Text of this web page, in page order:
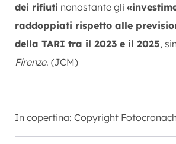
dei rifiuti nonostante gli
raddoppiati rispetto alle
della TARI tra il 2023 e il 2025,
Firenze. (JCM)
In copertina: Copyright